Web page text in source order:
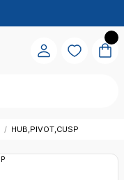
HUB,PIVOT,CUSP